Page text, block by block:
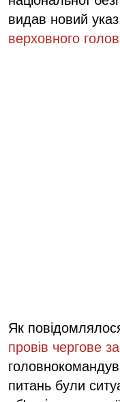
видав новий
верховного
Як
провів чергове
питань були